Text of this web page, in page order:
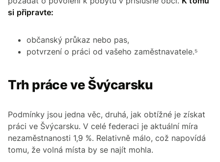
si připravte:
občanský průkaz nebo pas,
potvrzení o práci od vašeho zaměstnavatele.⁵
Trh práce ve Švýcarsku
Podmínky jsou jedna věc, druhá, jak obtížné je získat
práci ve Švýcarsku. V celé federaci je aktuální míra
nezaměstnanosti 1,9 %. Relativně málo, což napovídá
tomu, že volná místa by se najít mohla.